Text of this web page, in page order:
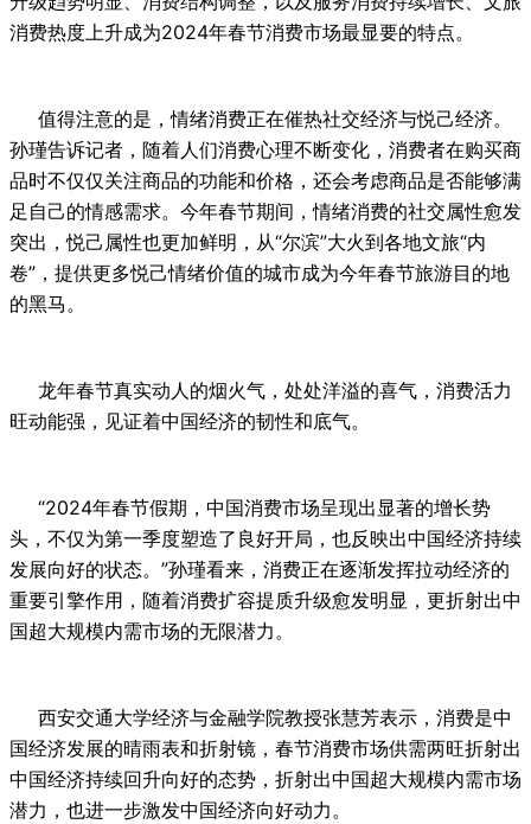
消费热度上升成为2024年春节消费市场最显要的特点。
值得注意的是，情绪消费正在催热社交经济与悦己经济。
孙瑾告诉记者，随着人们消费心理不断变化，消费者在购买商
品时不仅仅关注商品的功能和价格，还会考虑商品是否能够满
足自己的情感需求。今年春节期间，情绪消费的社交属性愈发
突出，悦己属性也更加鲜明，从“尔滨”大火到各地文旅“内
卷”，提供更多悦己情绪价值的城市成为今年春节旅游目的地
的黑马。
龙年春节真实动人的烟火气，处处洋溢的喜气，消费活力
旺动能强，见证着中国经济的韧性和底气。
“2024年春节假期，中国消费市场呈现出显著的增长势
头，不仅为第一季度塑造了良好开局，也反映出中国经济持续
发展向好的状态。”孙瑾看来，消费正在逐渐发挥拉动经济的
重要引擎作用，随着消费扩容提质升级愈发明显，更折射出中
国超大规模内需市场的无限潜力。
西安交通大学经济与金融学院教授张慧芳表示，消费是中
国经济发展的晴雨表和折射镜，春节消费市场供需两旺折射出
中国经济持续回升向好的态势，折射出中国超大规模内需市场
潜力，也进一步激发中国经济向好动力。